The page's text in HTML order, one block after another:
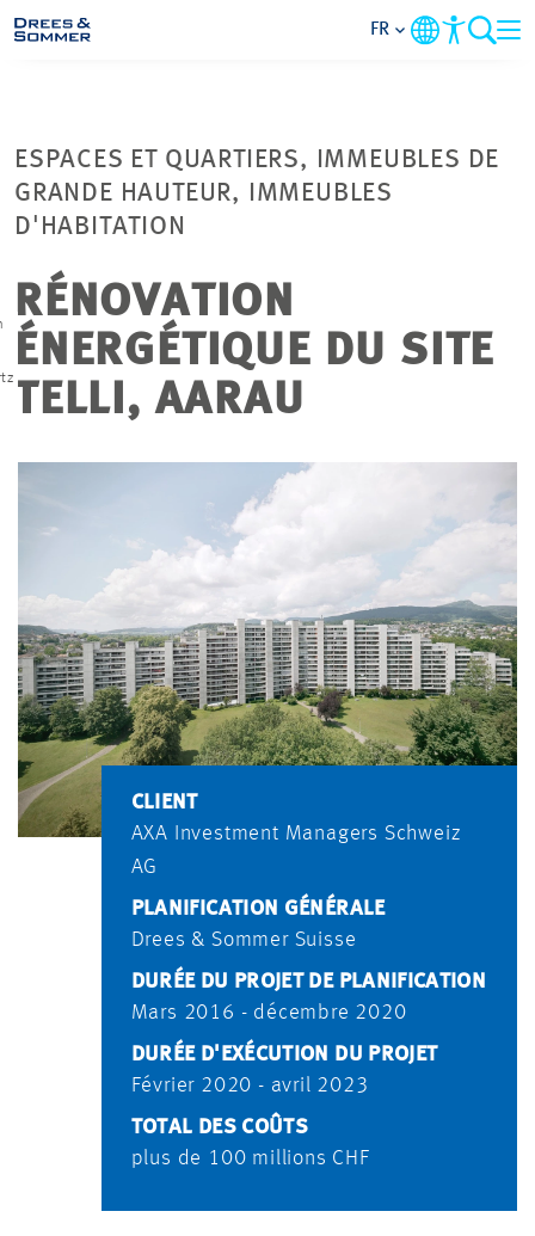
SERVICES
THÈMES PRIORITAIRES
CONTACT
CARRIÈRE
PROJETS
FR
ESPACES ET QUARTIERS, IMMEUBLES DE
GRANDE HAUTEUR, IMMEUBLES
D'HABITATION
RÉNOVATION
ÉNERGÉTIQUE DU SITE
TELLI, AARAU
CLIENT
AXA Investment Managers Schweiz
AG
PLANIFICATION GÉNÉRALE
Drees & Sommer Suisse
DURÉE DU PROJET DE PLANIFICATION
Mars 2016 - décembre 2020
DURÉE D'EXÉCUTION DU PROJET
Février 2020 - avril 2023
TOTAL DES COÛTS
plus de 100 millions CHF